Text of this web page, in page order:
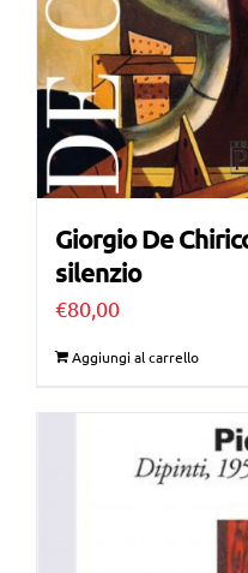
Giorgio De
silenzio
€80,00
Aggiungi al carrello